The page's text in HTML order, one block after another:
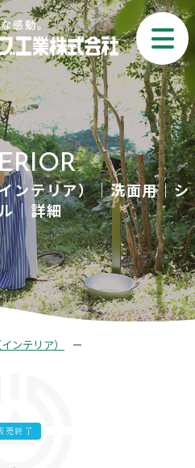
ンテリア）｜洗面用｜シ
｜詳細
ンテリア）
売終了